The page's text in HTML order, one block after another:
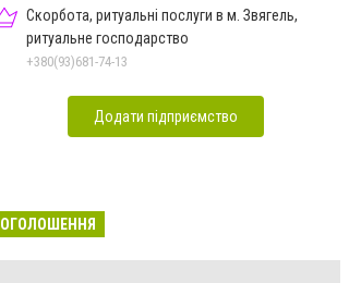
Скорбота, ритуальні послуги в м. Звягель,
ритуальне господарство
+380(93)681-74-13
Додати підприємство
ОГОЛОШЕННЯ